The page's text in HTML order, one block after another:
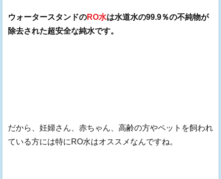
ウォータースタンドのRO水は水道水の99.9％の不純物が
除去された超安全な純水です。
だから、妊婦さん、赤ちゃん、高齢の方やペットを飼われ
ている方には特にRO水はオススメなんですね。